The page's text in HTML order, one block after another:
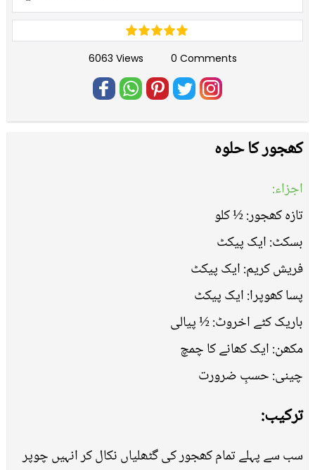
6063 Views 0 Comments
کھجور کا حلوہ
اجزاء:
تازہ کھجور: ½ کلو
بسکٹ: ایک پیکٹ
فریش کریم: ایک پیکٹ
پسا کھوپرا: ایک پیکٹ
باریک کٹے اخروٹ: ½ پیالی
مکھن: ایک کھانے کا چمچ
چینی: حسبِ ضرورت
ترکیب:
سب سے پہلے تمام کھجور کی گٹھلیاں نکال کر انہیں چوپر